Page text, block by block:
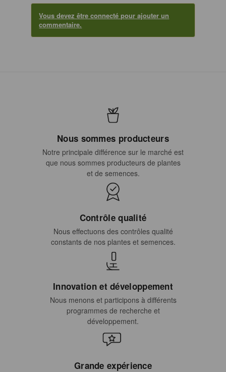
Vous devez être connecté pour ajouter un
commentaire.
Nous sommes producteurs
Notre principale différence sur le marché est
que nous sommes producteurs de plantes
et de semences.
Contrôle qualité
Nous effectuons des contrôles qualité
constants de nos plantes et semences.
Innovation et développement
Nous menons et participons à différents
programmes de recherche et
développement.
Grande expérience